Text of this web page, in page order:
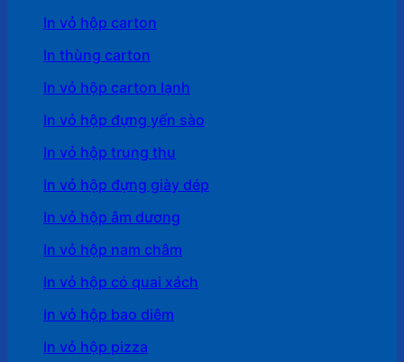
In vỏ hộp carton
In thùng carton
In vỏ hộp carton lạnh
In vỏ hộp đựng yến sào
In vỏ hộp trung thu
In vỏ hộp đựng giày dép
In vỏ hộp âm dương
In vỏ hộp nam châm
In vỏ hộp có quai xách
In vỏ hộp bao diêm
In vỏ hộp pizza